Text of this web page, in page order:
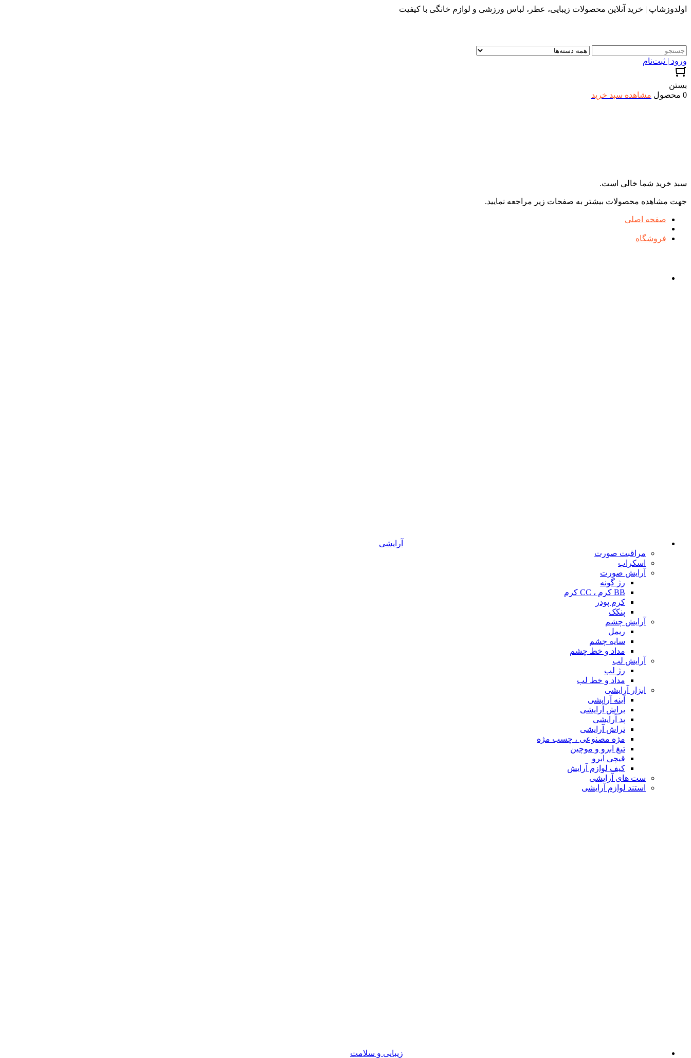
اولدوزشاپ | خرید آنلاین محصولات زیبایی، عطر، لباس ورزشی و لوازم خانگی با کیفیت
ورود | ثبت‌نام
بستن
0 محصول
مشاهده سبد خرید
سبد خرید شما خالی است.
جهت مشاهده محصولات بیشتر به صفحات زیر مراجعه نمایید.
صفحه اصلی
فروشگاه
آرایشی
مراقبت صورت
اسکراب
آرایش صورت
رژ گونه
BB کرم ، CC کرم
کرم پودر
پنکک
آرایش چشم
ریمل
سایه چشم
مداد و خط چشم
آرایش لب
رژ لب
مداد و خط لب
ابزار آرایشی
آینه آرایشی
براش آرایشی
پد آرایشی
تراش آرایشی
مژه مصنوعی ، چسب مژه
تیغ ابرو و موچین
قیچی ابرو
کیف لوازم آرایش
ست های آرایشی
استند لوازم آرایشی
زیبایی و سلامت